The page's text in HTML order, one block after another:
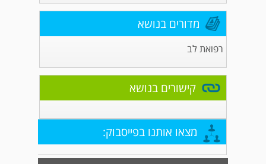
מדורים בנושא
רפואת לב
קישורים בנושא
מצאו אותנו בפייסבוק: